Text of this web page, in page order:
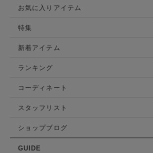
お気に入りアイテム
特集
新着アイテム
ランキング
コーディネート
スタッフリスト
ショップブログ
GUIDE